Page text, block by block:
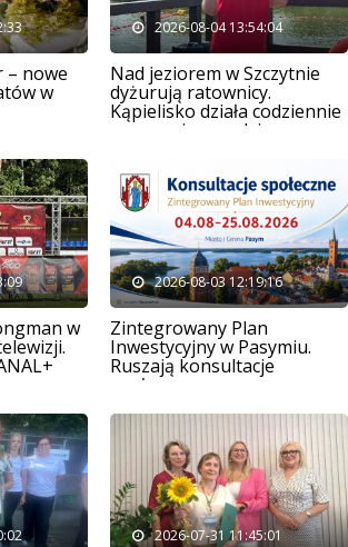
– nowe
w
2026-08-04 13:54:04
Nad jeziorem w Szczytnie
dyżurują ratownicy.
Kąpielisko działa codziennie
przez osiem godzin
w
2026-08-03 12:19:16
Zintegrowany Plan
Inwestycyjny w Pasymiu.
Ruszają konsultacje
społeczne
2026-07-31 11:45:01